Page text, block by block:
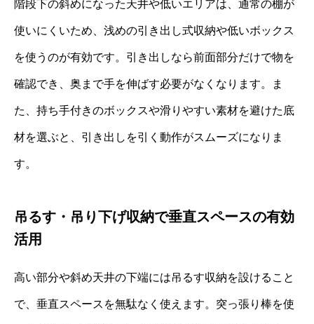
階段下の斜めになった天井や低いエリアは、通常の棚が
使いにくいため、浅めの引き出し式収納や低いボックス
を使うのが有効です。引き出しなら前面部分だけで物を
確認でき、奥まで手を伸ばす必要がなくなります。ま
た、持ち手付きのボックスや滑りやすい素材を避けた底
材を選ぶと、引き出しを引く動作がスムーズになりま
す。
吊るす・吊り下げ収納で垂直スペースの有効
活用
高い部分や斜め天井の下端には吊るす収納を設けること
で、垂直スペースを無駄なく使えます。突っ張り棒を使